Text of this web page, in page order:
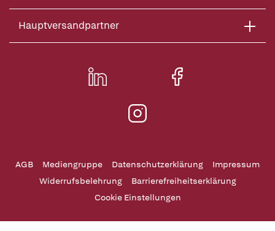
Hauptversandpartner
AGB Mediengruppe Datenschutzerklärung
Impressum
Widerrufsbelehrung
Barrierefreiheitserklärung
Cookie Einstellungen